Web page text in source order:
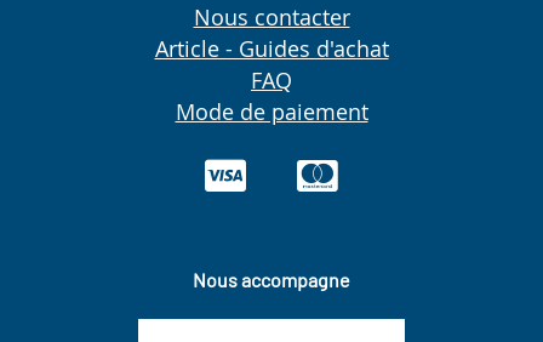
Nous contacter
Article - Guides d'achat
FAQ
Mode de paiement
Nous accompagne